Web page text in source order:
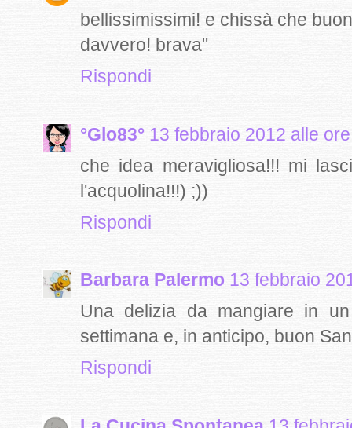
bellissimissimi! e chissà che
davvero! brava"
Rispondi
°Glo83° 13 febbraio 2012 alle
che idea meravigliosa!!! mi
l'acquolina!!!) ;))
Rispondi
Barbara Palermo 13 febbraio
Una delizia da mangiare in
settimana e, in anticipo, buon
Rispondi